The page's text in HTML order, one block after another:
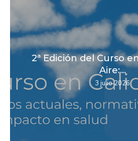
2ª Edición del Curso
Aire:...
3 julio 2026